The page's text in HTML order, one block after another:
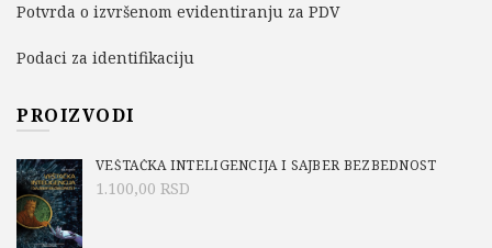
Potvrda o izvršenom evidentiranju za PDV
Podaci za identifikaciju
PROIZVODI
VEŠTAČKA INTELIGENCIJA I SAJBER BEZBEDNOST
1.100,00 RSD